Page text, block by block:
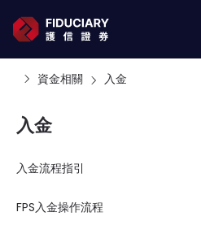
資金相關 入金
入金
入金流程指引
FPS入金操作流程